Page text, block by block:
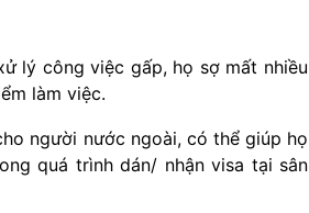
lý công việc gấp, họ sợ mất nhiều
làm việc.
người nước ngoài, có thể giúp họ
quá trình dán/ nhận visa tại sân